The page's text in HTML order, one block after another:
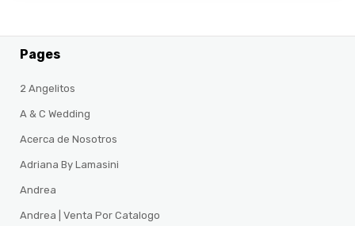
Pages
2 Angelitos
A & C Wedding
Acerca de Nosotros
Adriana By Lamasini
Andrea
Andrea | Venta Por Catalogo